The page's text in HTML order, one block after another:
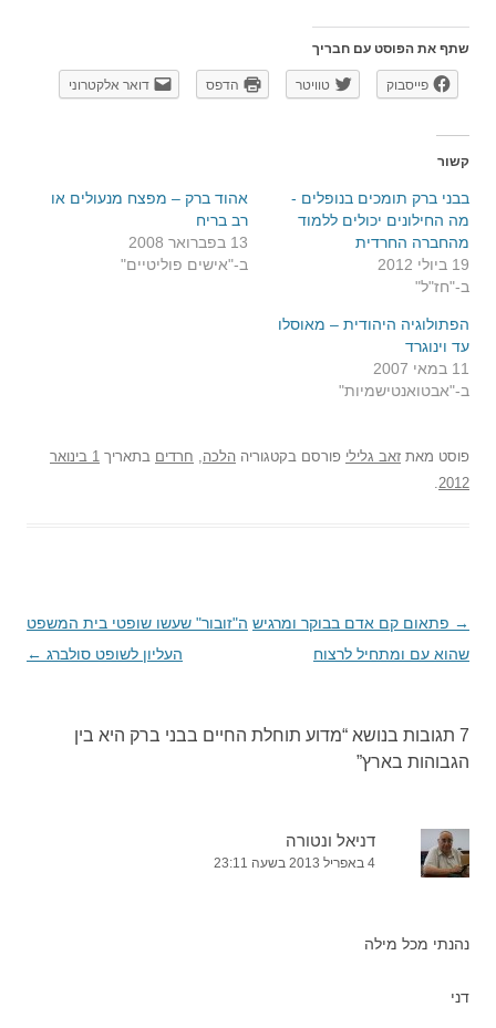
שתף את הפוסט עם חבריך
פייסבוק טוויטר הדפס דואר אלקטרוני
קשור
בבני ברק תומכים בנופלים -
מה החילונים יכולים ללמוד
מהחברה החרדית
19 ביולי 2012
ב-"חז"ל"
אהוד ברק – מפצח מנעולים או
רב בריח
13 בפברואר 2008
ב-"אישים פוליטיים"
הפתולוגיה היהודית – מאוסלו
עד וינוגרד
11 במאי 2007
ב-"אבטואנטישמיות"
פוסט מאת זאב גלילי פורסם בקטגוריה הלכה, חרדים בתאריך
1 בינואר
2012
.
ניווט
בפוסטים
→ פתאום קם אדם בבוקר ומרגיש
שהוא עם ומתחיל לרצוח
ה"זובור" שעשו שופטי בית המשפט
העליון לשופט סולברג ←
7 תגובות בנושא “
מדוע תוחלת החיים בבני ברק היא בין
הגבוהות בארץ”
דניאל ונטורה
4 באפריל 2013 בשעה 23:11
נהנתי מכל מילה
דני